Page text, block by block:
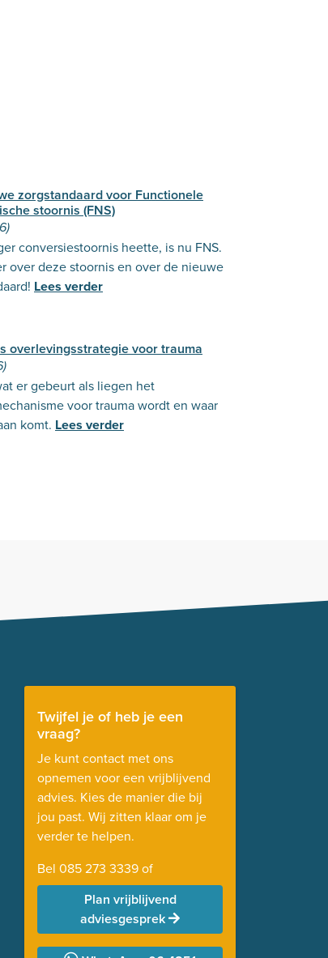
zorgstandaard voor Functionele
stoornis (FNS)
conversiestoornis heette, is nu FNS.
over deze stoornis en over de nieuwe
Lees verder
overlevingsstrategie voor trauma
er gebeurt als liegen het
voor trauma wordt en waar
komt. Lees verder
Twijfel je of heb je een
vraag?
Je kunt contact met ons
opnemen voor een vrijblijvend
advies. Kies de manier die bij
jou past. Wij zitten klaar om je
verder te helpen.
Bel 085 273 3339of
Plan vrijblijvend
adviesgesprek